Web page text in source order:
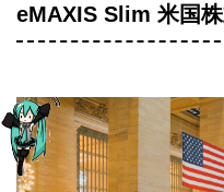
eMAXIS Slim 米国株